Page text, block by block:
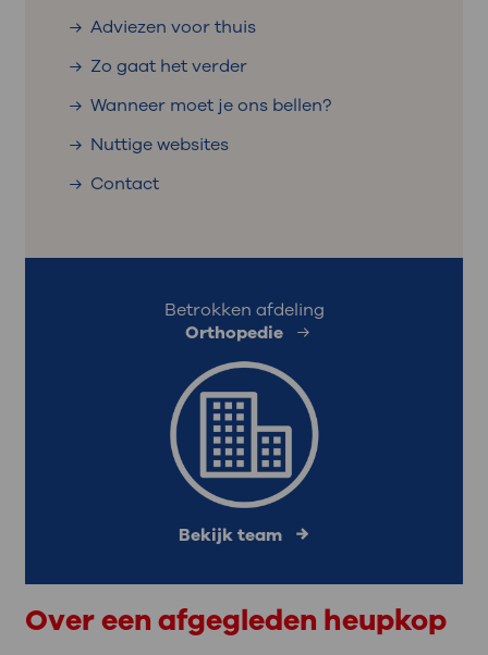
Adviezen voor thuis
Zo gaat het verder
Wanneer moet je ons bellen?
Nuttige websites
Contact
Betrokken afdeling
Orthopedie
Bekijk team
Over een afgegleden heupkop